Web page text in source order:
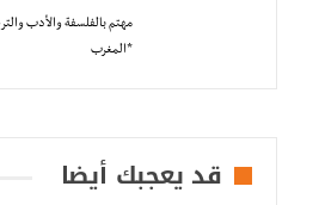
مهتم بالفلسفة والأدب
*المغرب
قد يعجبك أيضا